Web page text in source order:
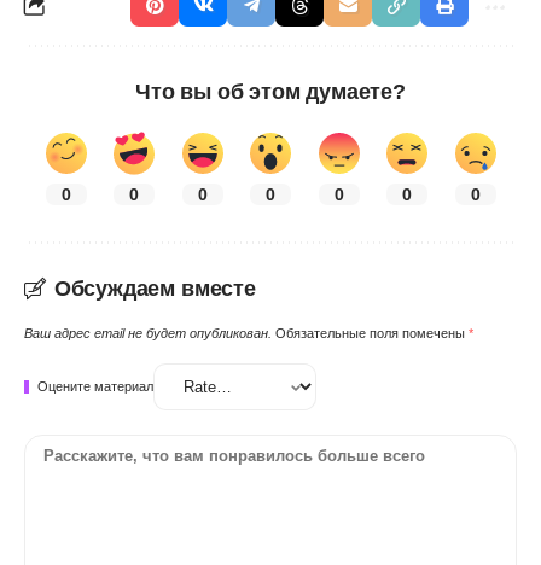
Что вы об этом думаете?
0 0 0 0 0 0 0
Обсуждаем вместе
Ваш адрес email не будет опубликован. Обязательные поля помечены *
Оцените материал